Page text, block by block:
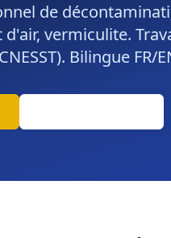
de
vermiculite.
Bilingue FR/